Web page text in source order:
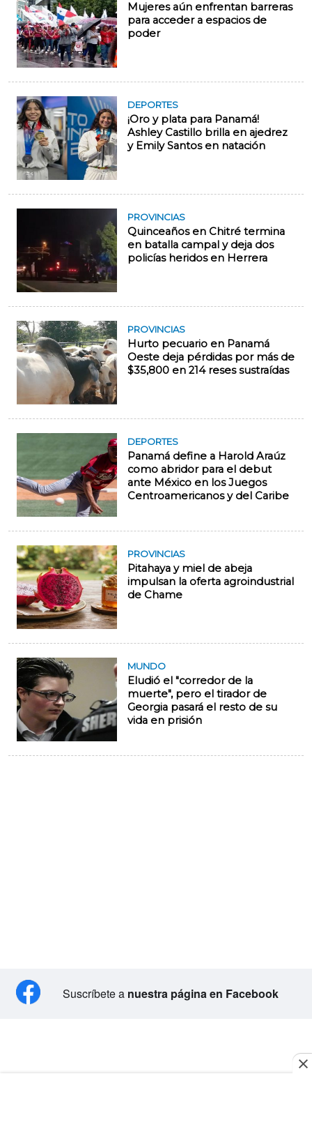
Mujeres aún enfrentan barreras
para acceder a espacios de
poder
DEPORTES
¡Oro y plata para Panamá!
Ashley Castillo brilla en ajedrez
y Emily Santos en natación
PROVINCIAS
Quinceaños en Chitré termina
en batalla campal y deja dos
policías heridos en Herrera
PROVINCIAS
Hurto pecuario en Panamá
Oeste deja pérdidas por más de
$35,800 en 214 reses sustraídas
DEPORTES
Panamá define a Harold Araúz
como abridor para el debut
ante México en los Juegos
Centroamericanos y del Caribe
PROVINCIAS
Pitahaya y miel de abeja
impulsan la oferta agroindustrial
de Chame
MUNDO
Eludió el "corredor de la
muerte", pero el tirador de
Georgia pasará el resto de su
vida en prisión
Suscríbete a nuestra página en Facebook